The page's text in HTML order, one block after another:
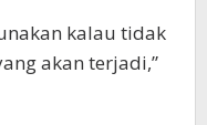
kalau tidak
akan terjadi,”